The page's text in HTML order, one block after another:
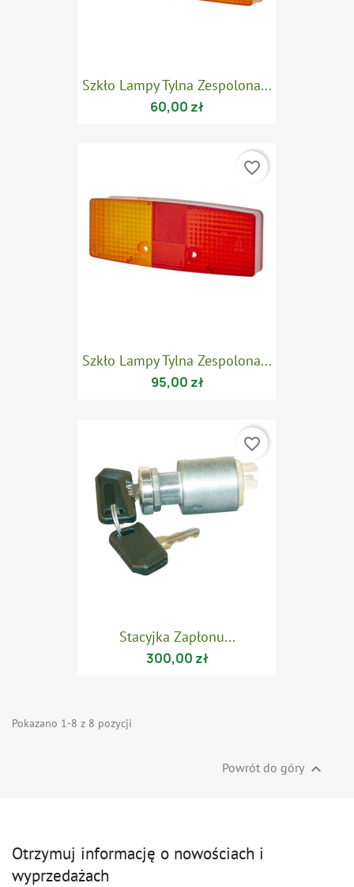
Szkło Lampy Tylna Zespolona...
60,00 zł
Szkło Lampy Tylna Zespolona...
95,00 zł
favorite_border
Stacyjka Zapłonu...
300,00 zł
favorite_border
Pokazano 1-8 z 8 pozycji
Powrót do góry 
Otrzymuj informację o nowościach i
wyprzedażach